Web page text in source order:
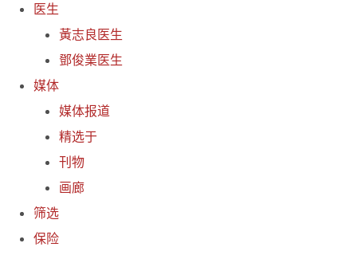
医生
黃志良医生
鄧俊業医生
媒体
媒体报道
精选于
刊物
画廊
筛选
保险